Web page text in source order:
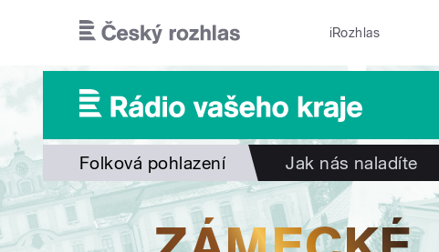
iRozhlas
Folková pohlazení Jak nás naladíte